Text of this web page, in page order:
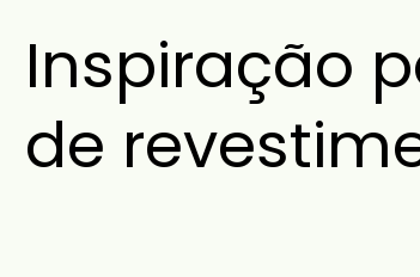
Inspiração
de